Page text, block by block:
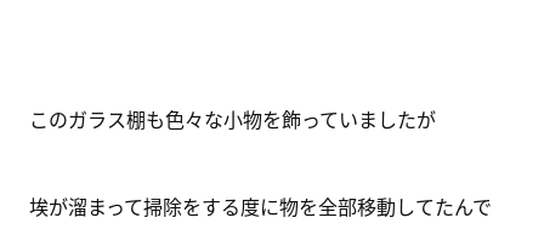
このガラス棚も色々な小物を飾っていましたが
埃が溜まって掃除をする度に物を全部移動してたんで